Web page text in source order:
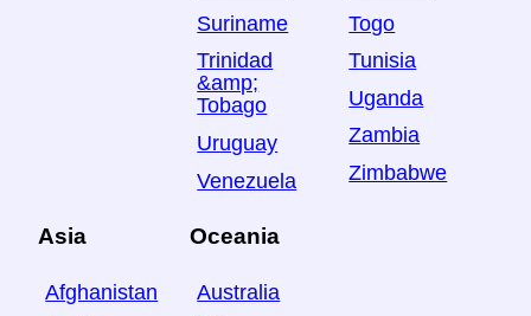
Suriname
Trinidad
&amp;
Tobago
Uruguay
Venezuela
Togo
Tunisia
Uganda
Zambia
Zimbabwe
Asia
Afghanistan
Oceania
Australia